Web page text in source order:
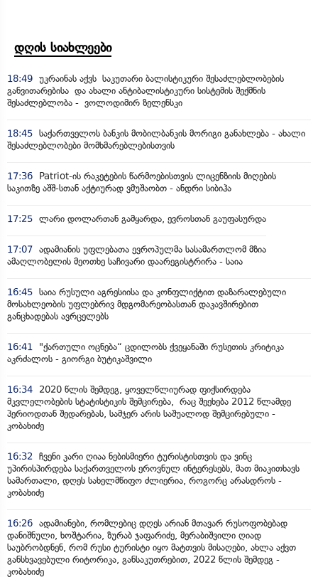
დღის სიახლეები
18:49 უკრაინას აქვს საკუთარი ბალისტიკური შესაძლებლობების
განვითარებისა და ახალი ანტიბალისტიკური სისტემის შექმნის
შესაძლებლობა - ვოლოდიმირ ზელენსკი
18:45 საქართველოს ბანკის მობილბანკის მორიგი განახლება - ახალი
შესაძლებლობები მომხმარებლებისთვის
17:36
Patriot-ის რაკეტების წარმოებისთვის ლიცენზიის მიღების
საკითზე აშშ-სთან აქტიურად ვმუშაობთ - ანდრი სიბიჰა
17:25 ლარი დოლართან გამყარდა, ევროსთან გაუფასურდა
17:07 ადამიანის უფლებათა ევროპულმა სასამართლომ მზია
ამაღლობელის მეოთხე საჩივარი დაარეგისტრირა - საია
16:45 საია რუსული აგრესიისა და კონფლიქტით დაზარალებული
მოსახლეობის უფლებრივ მდგომარეობასთან დაკავშირებით
განცხადებას ავრცელებს
16:41
"ქართული ოცნება“ ცდილობს ქვეყანაში რუსეთის კრიტიკა
აკრძალოს - გიორგი ბუტიკაშვილი
16:34
2020 წლის შემდეგ, ყოველწლიურად ფიქსირდება
მკვლელობების სტატისტიკის შემცირება, რაც შეეხება 2012 წლამდე
პერიოდთან შედარებას, სამჯერ არის საშუალოდ შემცირებული -
კობახიძე
16:32 ჩვენი კარი ღიაა ნებისმიერი ტურისტისთვის და ვინც
უპირისპირდება საქართველოს ეროვნულ ინტერესებს, მათ მიაკითხავს
სამართალი, დღეს სახელმწიფო ძლიერია, როგორც არასდროს -
კობახიძე
16:26 ადამიანები, რომლებიც დღეს არიან მთავარ რუსოფობებად
დანიშნული, ხოშტარია, ზურაბ ჯაფარიძე, მერაბიშვილი ღიად
საუბრობდნენ, რომ რუსი ტურისტი იყო მატთვის მისაღები, ახლა აქვთ
განსხვავებული რიტორიკა, განსაკუთრებით, 2022 წლის შემდეგ -
კობახიძე